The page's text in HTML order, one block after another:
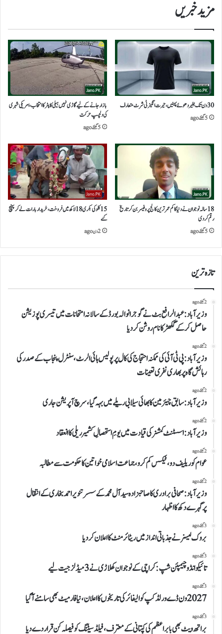
مزید خبریں
30 دن تک بغیر دھوئے پہنیں،حیرت انگیز ٹی شرٹ متعارف
5 گھنٹے ago
بازار جانے کے لیے گاڑی نہیں ہیلی کاپٹر کا انتخاب،امریکی شہری
کی دلچسپ حرکت
5 گھنٹے ago
18 سالہ نوجوان نے دنیا کا کم عمر ترین کالج پروفیسر بن کر تاریخ
رقم کر دی
5 گھنٹے ago
15 کلو کی بکری 18 لاکھ میں فروخت،خریداربارات لے کر پہنچ
گئے
2 دن ago
تازہ ترین
2 گھنٹے ago
وزیر آباد:عبدالرافع بٹ نے گوجرانوالہ بورڈ کے سالانہ امتحانات میں تیسری پوزیشن
حاصل کر کے گکھڑ کا نام روشن کر دیا
2 گھنٹے ago
وزیرآباد:پی ٹی آئی کی ممکنہ احتجاج کی کال پر پولیس ہائی الرٹ،سنٹرل پنجاب کے صدر کی
رہائش گاہ پر بھاری نفری تعینات
2 گھنٹے ago
وزیرآباد: سابق چیئرمین کابھائی سیلابی ریلے میں بہہ گیا، سرچ آپریشن جاری
2 گھنٹے ago
وزیرآباد:اسسٹنٹ کمشنر کی قیادت میں یومِ استحصالِ کشمیر ریلی کا انعقاد
2 گھنٹے ago
عوام کو ریلیف دو، ٹیکس کم کرو،جماعت اسلامی خواتین کا حکومت سے مطالبہ
2 گھنٹے ago
وزیرآباد:صحافی برادری کا صاحبزادہ سید آل محمد کے سسر تنویر احمد بخاری کے انتقال
پرگہرے دکھ کا اظہار
3 گھنٹے ago
بروک لیسنر نے جذباتی انداز میں ریٹائرمنٹ کا اعلان کردیا
3 گھنٹے ago
تائیکوانڈو چیمپئن شپ: کراچی کے نوجوان کھلاڑی نے 3 میڈلز جیت لیے
3 گھنٹے ago
2027 ون ڈے ورلڈکپ کوالیفائر کی تاریخوں کا اعلان، نیا فارمیٹ بھی سامنے آگیا
3 گھنٹے ago
براتھ ویٹ بھی بابر اعظم کی کپتانی کے معترف، فیلڈ سیٹنگ کو فیصلہ کن قرار دے دیا